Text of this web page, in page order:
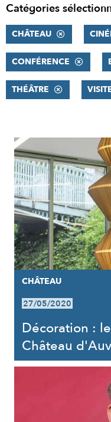
Catégories
CHÂTEAU
CONFÉRENCE
THÉÂTRE
RÉSULTATS
CHÂTEAU
27/05/2020
Décoration :
Château